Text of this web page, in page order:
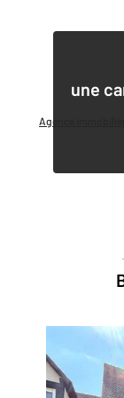
Agence immobilière
une